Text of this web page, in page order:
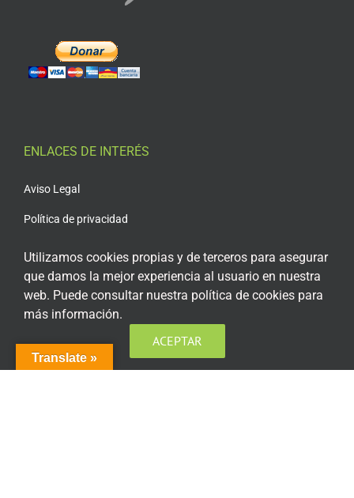
ENLACES DE INTERÉS
Aviso Legal
Política de privacidad
Política de cookies
Condiciones generales de contratación
Acceso plataforma de teleformación
Translate »
Utilizamos cookies propias y de terceros para asegurar
que damos la mejor experiencia al usuario en nuestra
web. Puede consultar nuestra política de cookies para
más información.
ACEPTAR